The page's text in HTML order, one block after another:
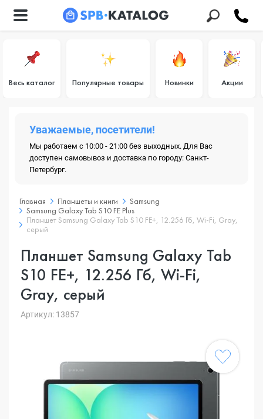
Весь каталог Популярные товары Новинки Акции
Уважаемые, посетители!
Мы работаем с 10:00 - 21:00 без выходных. Для Вас
доступен самовывоз и доставка по городу: Санкт-
Петербург.
Главная Планшеты и книги
Samsung
Samsung Galaxy Tab S10 FE Plus
Планшет Samsung Galaxy Tab S10 FE+, 12.256 Гб, Wi-Fi, Gray,
серый
Планшет Samsung Galaxy Tab
S10 FE+, 12.256 Гб, Wi-Fi,
Gray, серый
Артикул: 13857